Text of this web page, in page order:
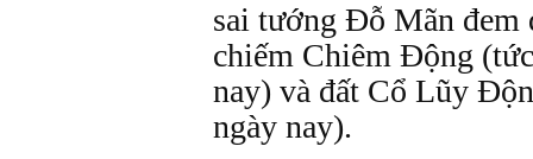
sai tướng Đỗ Mãn đem
chiếm Chiêm Động
nay) và đất Cổ Lũy
ngày nay).